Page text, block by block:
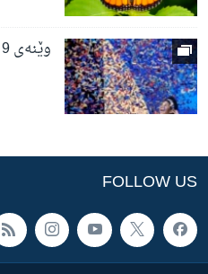
وێنەی 9 ی حەوتی 2021
FOLLOW US